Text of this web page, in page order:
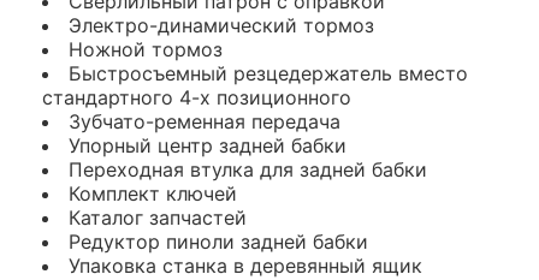
Электро-динамический тормоз
Ножной тормоз
Быстросъемный резцедержатель вместо
стандартного 4-х позиционного
Зубчато-ременная передача
Упорный центр задней бабки
Переходная втулка для задней бабки
Комплект ключей
Каталог запчастей
Редуктор пиноли задней бабки
Упаковка станка в деревянный ящик